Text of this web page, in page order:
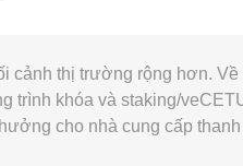
thị trường rộng hơn.
khóa và staking/
cho nhà cung cấp